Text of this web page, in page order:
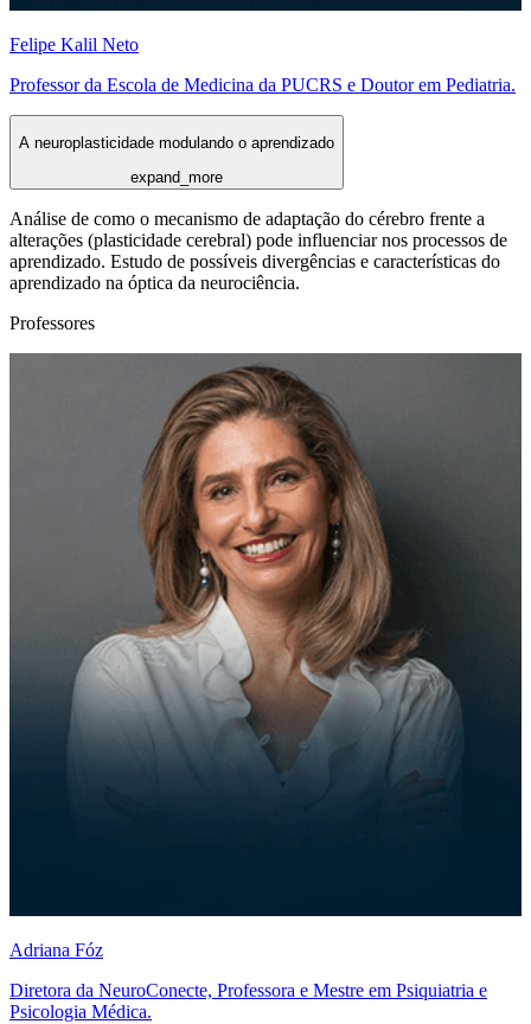
Felipe Kalil Neto
Professor da Escola de Medicina da PUCRS e Doutor em Pediatria.
A neuroplasticidade modulando o aprendizado
expand_more
Análise de como o mecanismo de adaptação do cérebro frente a
alterações (plasticidade cerebral) pode influenciar nos processos de
aprendizado. Estudo de possíveis divergências e características do
aprendizado na óptica da neurociência.
Professores
Adriana Fóz
Diretora da NeuroConecte, Professora e Mestre em Psiquiatria e
Psicologia Médica.